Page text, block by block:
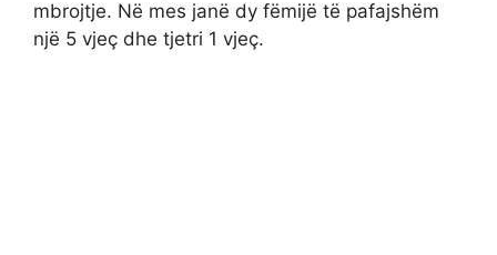
mbrojtje. Në mes janë dy fëmijë të pafajshëm
një 5 vjeç dhe tjetri 1 vjeç.